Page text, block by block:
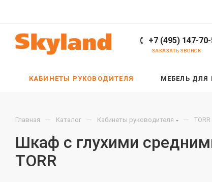
+7 (495) 147-
ЗАКАЗАТЬ ЗВОНОК
КАБИНЕТЫ РУКОВОДИТЕЛЯ МЕБЕЛЬ ДЛЯ
Главная — Каталог — Кабинеты руководителя — TORR
Шкаф с глухими
TORR